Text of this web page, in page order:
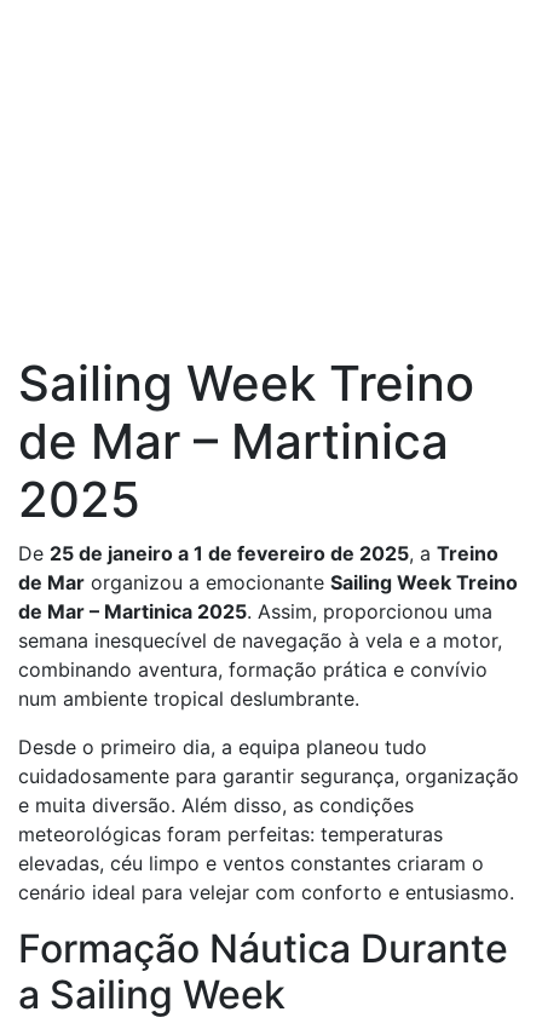
Sailing Week Treino
de Mar – Martinica
2025
De 25 de janeiro a 1 de fevereiro de 2025, a Treino
de Mar organizou a emocionante Sailing Week Treino
de Mar – Martinica 2025. Assim, proporcionou uma
semana inesquecível de navegação à vela e a motor,
combinando aventura, formação prática e convívio
num ambiente tropical deslumbrante.
Desde o primeiro dia, a equipa planeou tudo
cuidadosamente para garantir segurança, organização
e muita diversão. Além disso, as condições
meteorológicas foram perfeitas: temperaturas
elevadas, céu limpo e ventos constantes criaram o
cenário ideal para velejar com conforto e entusiasmo.
Formação Náutica Durante
a Sailing Week